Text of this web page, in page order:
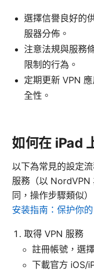
選擇信譽良好的
服器分佈。
注意法規與服務
限制的行為。
定期更新 VPN
全性。
如何在 iPad
以下為常見的設定
服務（以 NordVPN
同，操作步驟類似）
安装指南：保护你
取得 VPN 服務
註冊帳號，選
下載官方 iOS/